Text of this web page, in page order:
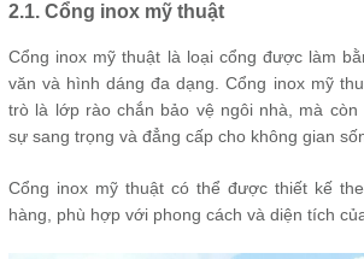
2.1. Cổng inox mỹ thuật
Cổng inox mỹ thuật là loại cổng được làm
văn và hình dáng đa dạng. Cổng inox mỹ
trò là lớp rào chắn bảo vệ ngôi nhà, mà còn
sự sang trọng và đẳng cấp cho không gian
Cổng inox mỹ thuật có thể được thiết kế
hàng, phù hợp với phong cách và diện tích